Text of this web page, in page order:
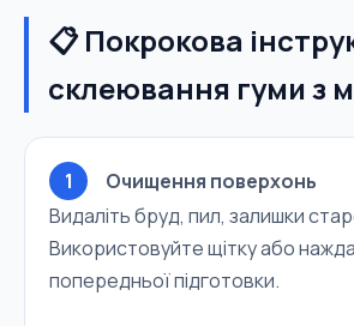
📋 Покрокова
склеювання гуми з
1
Очищення поверхонь
Видаліть бруд, пил, залишки
Використовуйте щітку або
попередньої підготовки.